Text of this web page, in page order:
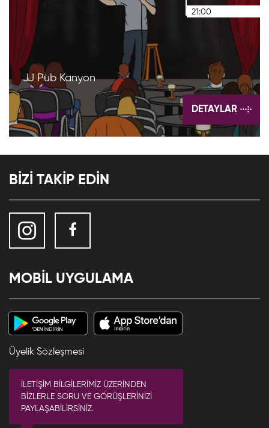
JJ Pub Kanyon
21:00
DETAYLAR
BİZİ TAKİP EDİN
MOBİL UYGULAMA
Üyelik Sözleşmesi
İLETİŞİM BİLGİLERİMİZ ÜZERİNDEN
BİZLERLE SORU VE GÖRÜŞLERİNİZİ
PAYLAŞABİLİRSİNİZ.